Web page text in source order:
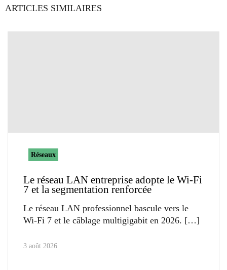
ARTICLES SIMILAIRES
Réseaux
Le réseau LAN entreprise adopte le Wi-Fi
7 et la segmentation renforcée
Le réseau LAN professionnel bascule vers le
Wi-Fi 7 et le câblage multigigabit en 2026.
3 août 2026